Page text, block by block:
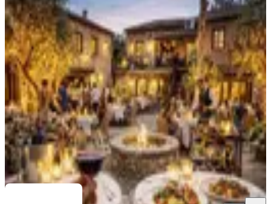
Kaleiçinde Tarihi Taş Binada Avlulu
Lüks Restoran | Devren
Muratpaşa, Kılınçarslan Mahallesi
351 m²
Düz Giriş (Zemin)·15.03.2026
15.000.000 ₺
Coldwell Banker AxisSERDAR KAYMAK
Ara